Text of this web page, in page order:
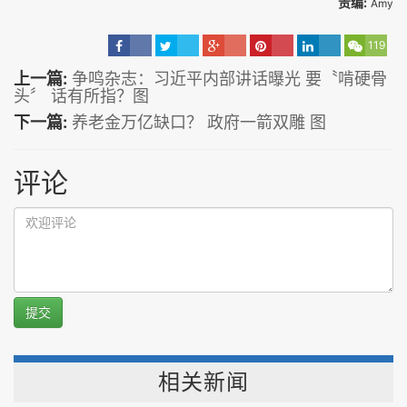
Amy
119
上一篇: 争鸣杂志：习近平内部讲话曝光 要〝啃硬骨
头〞 话有所指？图
下一篇: 养老金万亿缺口？ 政府一箭双雕 图
评论
提交
相关新闻